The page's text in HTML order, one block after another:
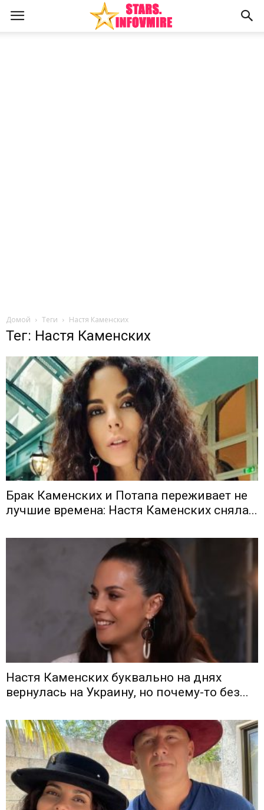
Домой Теги Настя Каменских
Тег: Настя Каменских
Брак Каменских и Потапа переживает не
лучшие времена: Настя Каменских сняла...
Настя Каменских буквально на днях
вернулась на Украину, но почему-то без...